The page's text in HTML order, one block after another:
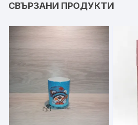
СВЪРЗАНИ ПРОДУКТИ